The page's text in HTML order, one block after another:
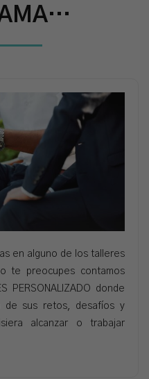
en alguno de los talleres
te preocupes contamos
PERSONALIZADO donde
de sus retos, desafíos y
alcanzar o trabajar